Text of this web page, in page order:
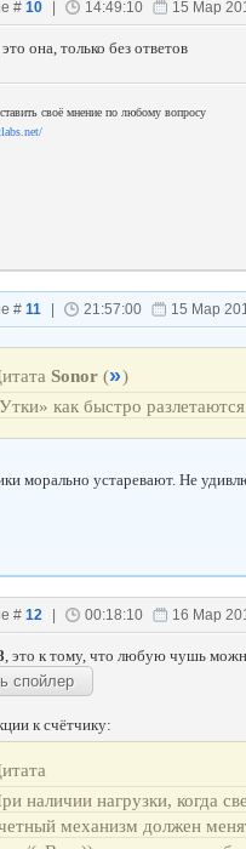
# 10 14:49:10 15 Мар
она, только без ответов
своё мнение по любому вопросу
# 11 21:57:00 15 Мар
Sonor(
)
как быстро
морально устаревают. Не
# 12 00:18:10 16 Мар
, это к тому, что любую чушь
к счётчику:
наличии нагрузки, когда
механизм должен